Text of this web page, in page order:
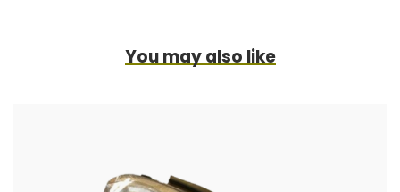
You may also like